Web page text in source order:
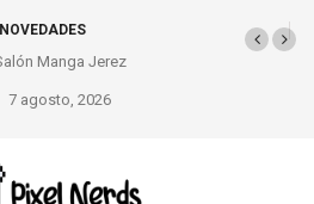
NOVEDADES
SNES Pixel Book para
los amantes de lo retro
7 agosto, 2026